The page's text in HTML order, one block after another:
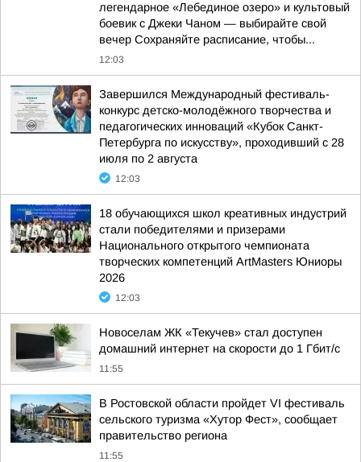
легендарное «Лебединое озеро» и культовый
боевик с Джеки Чаном — выбирайте свой
вечер Сохраняйте расписание, чтобы...
12:03
Завершился Международный фестиваль-
конкурс детско-молодёжного творчества и
педагогических инноваций «Кубок Санкт-
Петербурга по искусству», проходивший с 28
июля по 2 августа
12:03
18 обучающихся школ креативных индустрий
стали победителями и призерами
Национального открытого чемпионата
творческих компетенций ArtMasters Юниоры
2026
12:03
Новоселам ЖК «Текучев» стал доступен
домашний интернет на скорости до 1 Гбит/с
11:55
В Ростовской области пройдет VI фестиваль
сельского туризма «Хутор Фест», сообщает
правительство региона
11:55